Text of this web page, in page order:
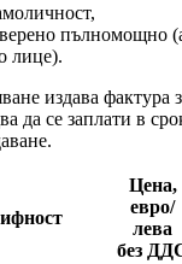
пълномощно
лице).
издава фактура
да се заплати в
Цена,
евро/
лева
без